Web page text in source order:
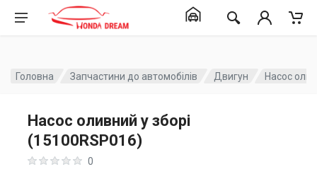
Головна Запчастини до автомобілів Двигун Насос
Насос оливний у зборі
(15100RSP016)
0